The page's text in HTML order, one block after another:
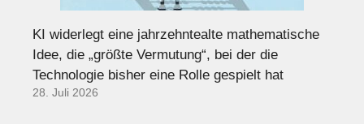
KI widerlegt eine jahrzehntealte mathematische
Idee, die „größte Vermutung“, bei der die
Technologie bisher eine Rolle gespielt hat
28. Juli 2026